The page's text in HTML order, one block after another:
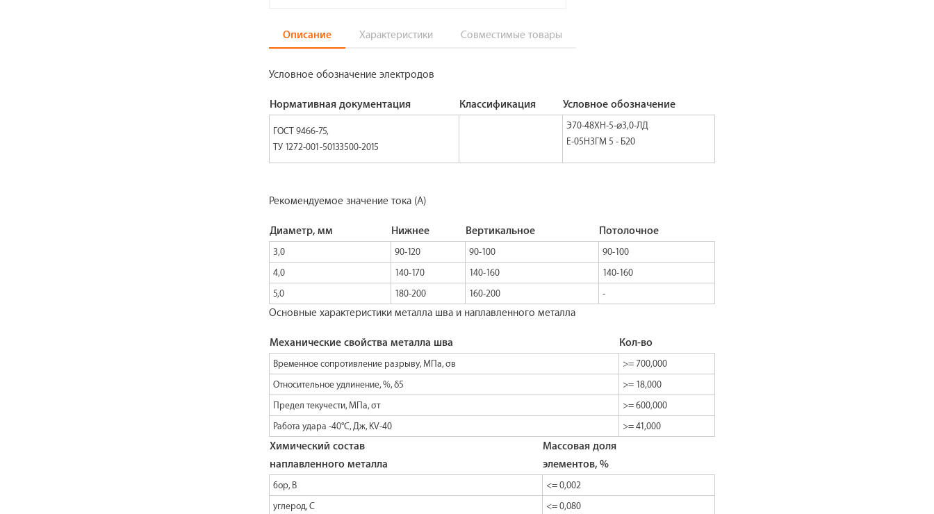
Описание Характеристики Совместимые товары
Условное обозначение электродов
Нормативная документация Классификация Условное обозначение
ГОСТ 9466-75,
ТУ 1272-001-50133500-2015
Э70-48ХН-5-⌀3,0-ЛД
Е-05Н3ГМ 5 - Б20
Рекомендуемое значение тока (А)
Диаметр, мм Нижнее Вертикальное Потолочное
3,0 90-120 90-100
90-100
4,0
140-170 140-160
140-160
5,0
180-200 160-200 -
Основные характеристики металла шва и наплавленного металла
Механические свойства металла шва Кол-во
Временное сопротивление разрыву, МПа, σв
>= 700,000
Относительное удлинение, %, δ5
>= 18,000
Предел текучести, МПа, σт
>= 600,000
Работа удара -40°C, Дж, KV-40
>= 41,000
Химический состав
наплавленного металла
Массовая доля
элементов, %
бор, B
<= 0,002
углерод, C
<= 0,080